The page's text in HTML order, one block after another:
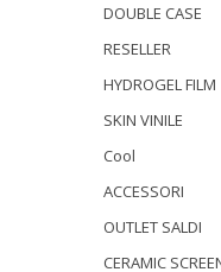
DOUBLE CASE
RESELLER
HYDROGEL FILM
SKIN VINILE
Cool
ACCESSORI
OUTLET SALDI
CERAMIC